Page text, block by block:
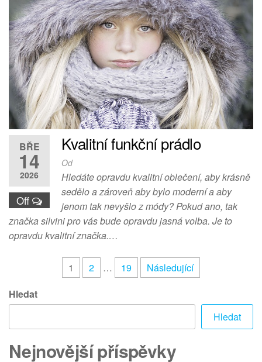
BŘE
14
2026
Off
Kvalitní funkční prádlo
Od
Hledáte opravdu kvalitní oblečení, aby krásně
sedělo a zároveň aby bylo moderní a aby
jenom tak nevyšlo z módy? Pokud ano, tak
značka silvini pro vás bude opravdu jasná volba. Je to
opravdu kvalitní značka.…
Stránkování
příspěvků
1 2 … 19
Následující
Hledat
Hledat
Nejnovější příspěvky